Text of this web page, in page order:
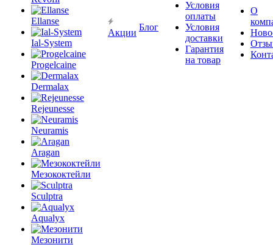
Ellanse
Ial-System
Progelcaine
Dermalax
Rejeunesse
Neuramis
Aragan
Мезококтейли
Sculptra
Aqualyx
Мезонити
Акции
Блог
Условия
оплаты
Условия
доставки
Гарантия
на товар
О